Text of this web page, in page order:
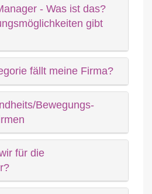
- Was ist das?
gibt
fällt meine Firma?
Bewegungs-
für die